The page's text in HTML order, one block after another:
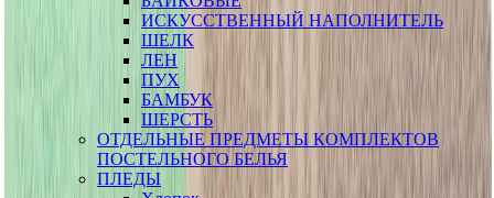
ИСКУССТВЕННЫЙ НАПОЛНИТЕЛЬ
ШЕЛК
ЛЕН
ПУХ
БАМБУК
ШЕРСТЬ
ОТДЕЛЬНЫЕ ПРЕДМЕТЫ КОМПЛЕКТОВ
ПОСТЕЛЬНОГО БЕЛЬЯ
ПЛЕДЫ